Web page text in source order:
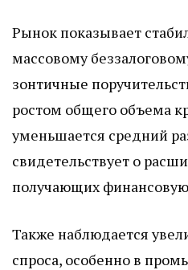
Рынок показывает
массовому
зонтичные
ростом общего объема
уменьшается средний
свидетельствует о
получающих
Также наблюдается
спроса, особенно в